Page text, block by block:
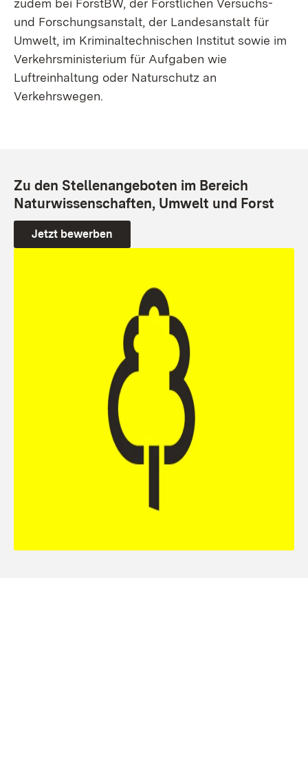
zudem bei ForstBW, der Forstlichen Versuchs-
und Forschungsanstalt, der Landesanstalt für
Umwelt, im Kriminaltechnischen Institut sowie im
Verkehrsministerium für Aufgaben wie
Luftreinhaltung oder Naturschutz an
Verkehrswegen.
Zu den Stellenangeboten im Bereich
Naturwissenschaften, Umwelt und Forst
Jetzt bewerben